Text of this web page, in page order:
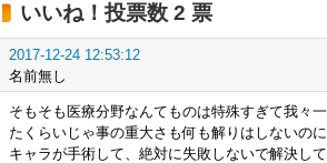
いいね！投票数 2 票
2017-12-24 12:53:12
名前無し
そもそも医療分野なんてものは特殊すぎて我々
たくらいじゃ事の重大さも何も解りはしないの
キャラが手術して、絶対に失敗しないで解決し